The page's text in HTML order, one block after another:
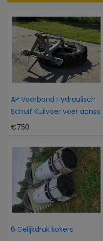
AP Voorband Hydraulisch
Schuif Kuilvoer voer aansc
€750
6 Gelijkdruk kokers